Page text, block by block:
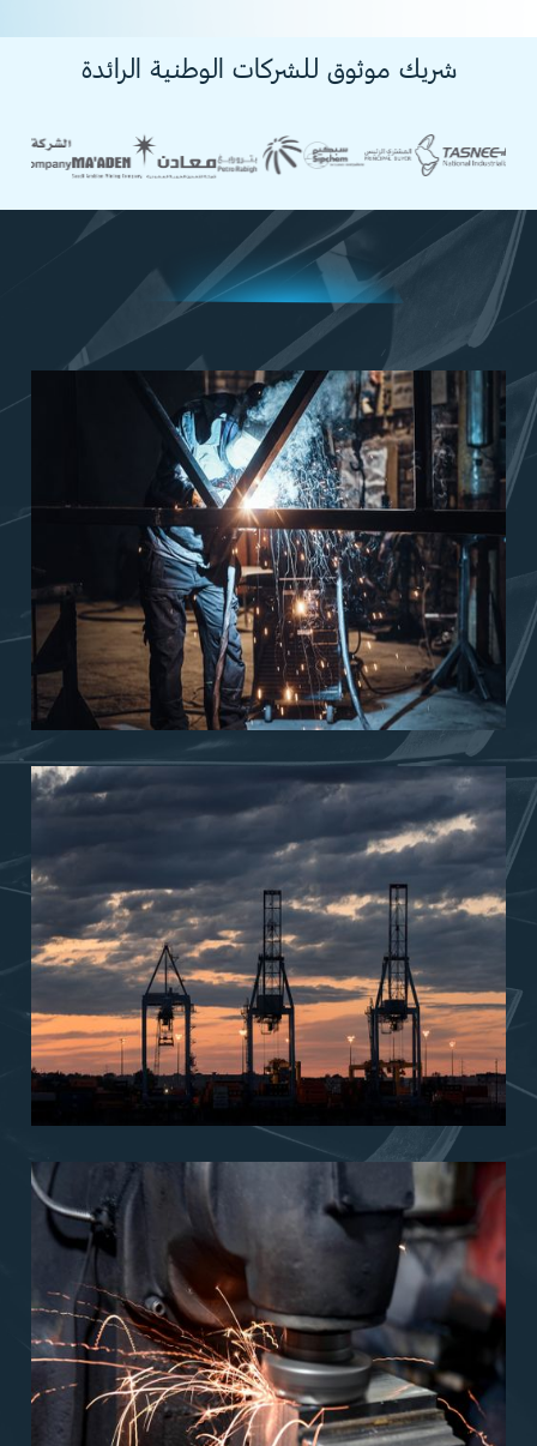
شريك موثوق للشركات الوطنية الرائدة
قطاع الخدمات الفنية
القطاع التجاري